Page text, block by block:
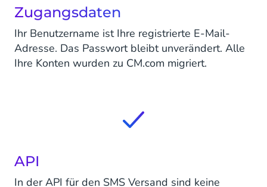
Zugangsdaten
Ihr Benutzername ist Ihre registrierte E-Mail-
Adresse. Das Passwort bleibt unverändert. Alle
Ihre Konten wurden zu CM.com migriert.
API
In der API für den SMS Versand sind keine